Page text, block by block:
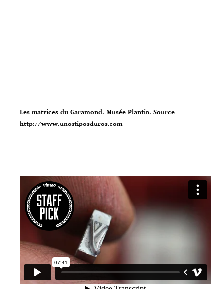
Les matrices du Garamond. Musée Plantin. Source
http://www.unostiposduros.com